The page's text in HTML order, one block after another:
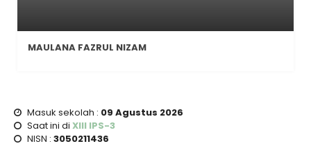
MAULANA FAZRUL NIZAM
Masuk sekolah : 09 Agustus 2026
Saat ini di XIII IPS-3
NISN : 3050211436